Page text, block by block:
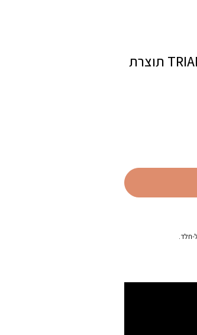
סכין משולשת לקישוט TRIANGLE תוצרת
חלד.